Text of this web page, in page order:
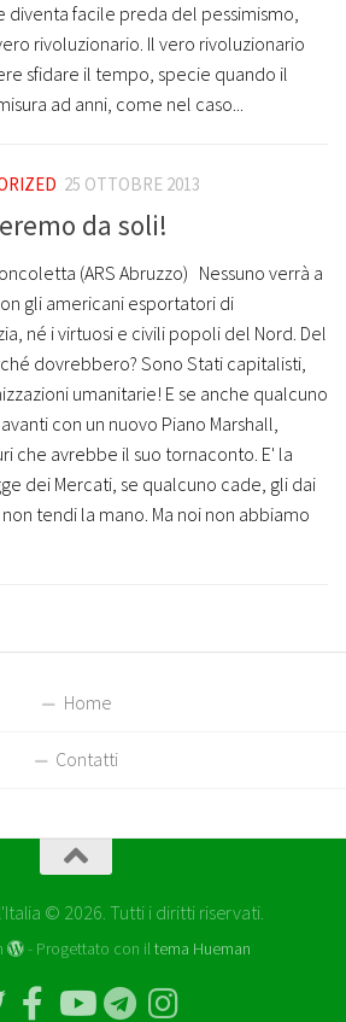
diventa facile preda del pessimismo,
rivoluzionario. Il vero rivoluzionario
sfidare il tempo, specie quando il
ad anni, come nel caso...
25 OTTOBRE 2013
da soli!
(ARS Abruzzo) Nessuno verrà a
gli americani esportatori di
né i virtuosi e civili popoli del Nord. Del
dovrebbero? Sono Stati capitalisti,
umanitarie! E se anche qualcuno
con un nuovo Piano Marshall,
che avrebbe il suo tornaconto. E' la
dei Mercati, se qualcuno cade, gli dai
tendi la mano. Ma noi non abbiamo
Home
Contatti
© 2026. Tutti i diritti riservati.
- Progettato con iltema Hueman